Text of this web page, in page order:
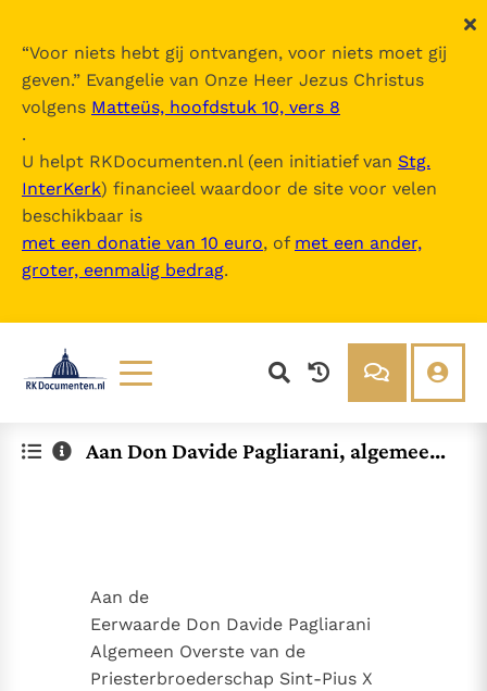
“Voor niets hebt gij ontvangen, voor niets moet gij
geven.” Evangelie van Onze Heer Jezus Christus
volgens Matteüs, hoofdstuk 10, vers 8
.
U helpt RKDocumenten.nl (een initiatief van Stg.
InterKerk) financieel waardoor de site voor velen
beschikbaar is
met een donatie van 10 euro, of met een ander,
groter, eenmalig bedrag.
Documenten
Over RK Documenten
Nieuwste Documenten
5. Het gebed van de Kerk
Aan Don Davide Pagliarani, algemeen
Aan de
Eerwaarde Don Davide Pagliarani
Algemeen Overste van de
Priesterbroederschap Sint-Pius X